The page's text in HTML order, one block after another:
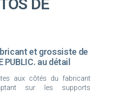
DE
et grossiste de
PUBLIC. au détail
aux côtés du fabricant
sur les supports